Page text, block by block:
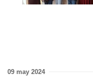
09 may 2024